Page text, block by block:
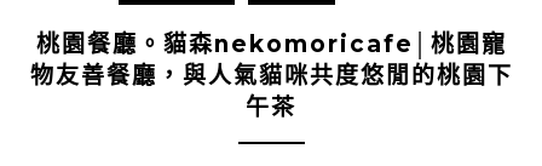
桃園餐廳。貓森nekomoricafe│桃園寵
物友善餐廳，與人氣貓咪共度悠閒的桃園下
午茶